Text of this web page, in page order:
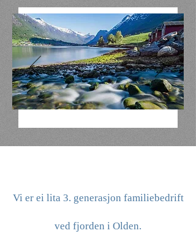
Vi er ei lita 3. generasjon familiebedrift
ved fjorden i Olden.